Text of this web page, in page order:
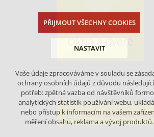
Okna a dveře
Bazar Vysočina E-
Nová plastová
PŘIJMOUT VŠECHNY COOKIES
NASTAVIT
Technická cookies
nutná pro provozování webu
udržení kontextu stránek (session):
případná přihlášení, volby jazyka, apod.
Volitelná cookies
Vaše údaje zpracováváme v souladu se
ochrany osobních údajů z důvodu
potřeb: zpětná vazba od návštěvníků
analytických statistik používání webu,
nebo přístup k informacím na vašem
měření obsahu, reklama a vývoj produktů.